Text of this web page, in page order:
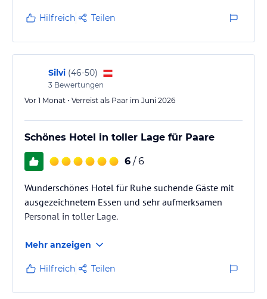
Hilfreich Teilen
Silvi (46-50)
3 Bewertungen
Vor 1 Monat • Verreist als Paar im Juni 2026
Schönes Hotel in toller Lage für Paare
6 / 6
Wunderschönes Hotel für Ruhe suchende Gäste mit
ausgezeichnetem Essen und sehr aufmerksamen
Personal in toller Lage.
Mehr anzeigen
Hilfreich Teilen